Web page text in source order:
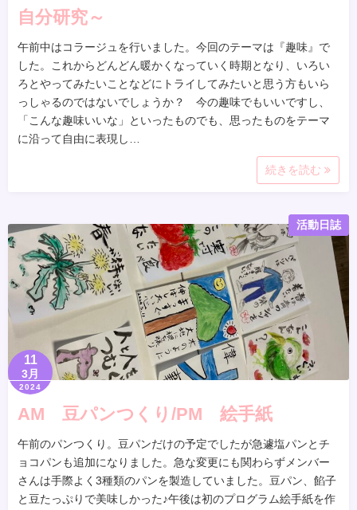
自分研究～
午前中はコラージュを行いました。今回のテーマは『趣味』で
した。これからどんどん暖かくなっていく時期となり、いろい
ろとやってみたいことなどにトライしてみたいと思う方もいら
っしゃるのではないでしょうか？ 今の趣味でもいいですし、
「こんな趣味いいな」といったものでも、思ったものをテーマ
に沿って自由に表現し…
続きを読む
活動日誌
11
3月
2024
AM 豆パンつくり/PM 絵手紙
午前のパンつくり。豆パンだけの予定でしたが急遽塩パンとチ
ョコパンも追加になりました。急な変更にも関わらずメンバー
さんは手際よく3種類のパンを製造していました。豆パン、餡子
と豆たっぷりで美味しかった♪午後は初のプログラム絵手紙を作